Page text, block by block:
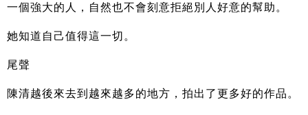
一個強大的人，自然也不會刻意拒絕別人好意的幫助。
她知道自己值得這一切。
尾聲
陳清越後來去到越來越多的地方，拍出了更多好的作品。